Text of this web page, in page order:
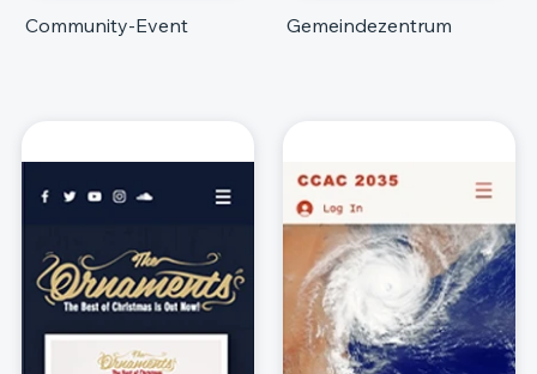
Community-Event Gemeindezentrum